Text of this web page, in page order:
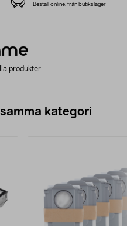
produkter
Beställ online, från butikslager
kategori